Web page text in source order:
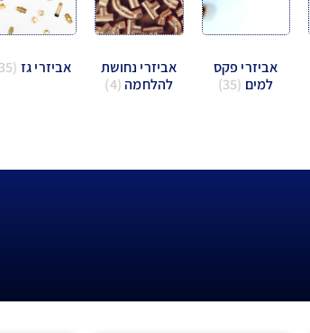
אביזרי פקס
למים (35)
אביזרי נחושת
להלחמה(4)
אביזרי גז (35)